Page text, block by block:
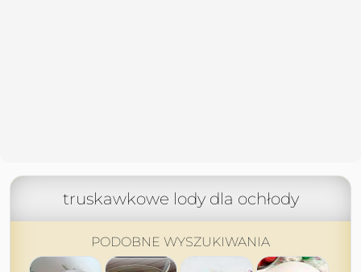
truskawkowe lody dla ochłody
PODOBNE WYSZUKIWANIA